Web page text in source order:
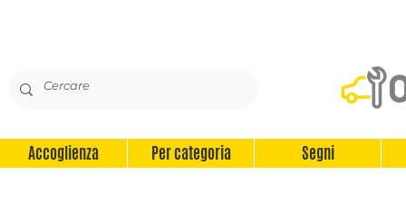
Accoglienza Per categoria Segni